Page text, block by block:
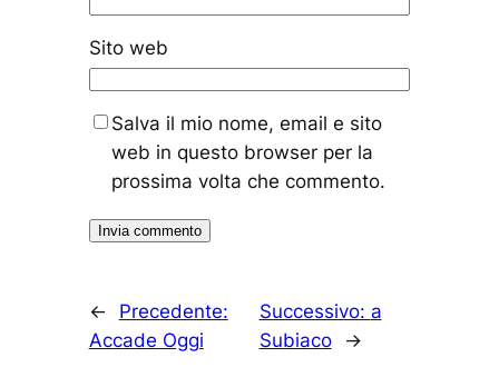
Sito web
Salva il mio nome, email e sito
web in questo browser per la
prossima volta che commento.
←
Precedente:
Accade Oggi
Successivo: a
Subiaco
→